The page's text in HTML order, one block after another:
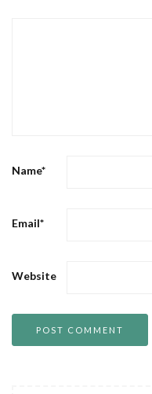
Name*
Email*
Website